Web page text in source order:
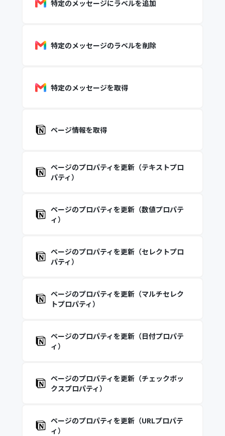
特定のメッセージにラベルを追加
特定のメッセージのラベルを削除
特定のメッセージを取得
ページ情報を取得
ページのプロパティを更新（テキストプロ
パティ）
ページのプロパティを更新（数値プロパテ
ィ）
ページのプロパティを更新（セレクトプロ
パティ）
ページのプロパティを更新（マルチセレク
トプロパティ）
ページのプロパティを更新（日付プロパテ
ィ）
ページのプロパティを更新（チェックボッ
クスプロパティ）
ページのプロパティを更新（URLプロパテ
ィ）